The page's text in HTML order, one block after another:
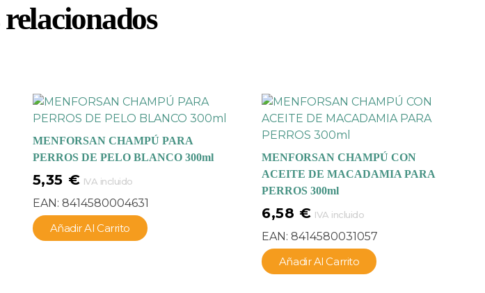
MENFORSAN CHAMPÚ PARA
PERROS DE PELO BLANCO 300ml
5,35 € IVA incluido
EAN: 8414580004631
Añadir Al Carrito
MENFORSAN CHAMPÚ CON
ACEITE DE MACADAMIA PARA
PERROS 300ml
6,58 € IVA incluido
EAN: 8414580031057
Añadir Al Carrito